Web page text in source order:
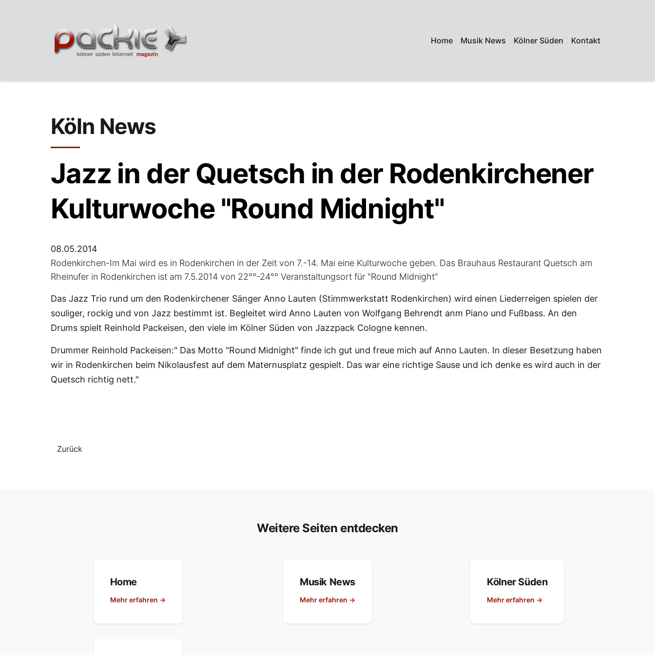
Home Musik News Kölner Süden Kontakt
Köln News
Jazz in der Quetsch in der Rodenkirchener
Kulturwoche "Round Midnight"
08.05.2014
Rodenkirchen-Im Mai wird es in Rodenkirchen in der Zeit von 7.-14. Mai eine Kulturwoche geben. Das Brauhaus Restaurant Quetsch am
Rheinufer in Rodenkirchen ist am 7.5.2014 von 22°°-24°° Veranstaltungsort für "Round Midnight"
Das Jazz Trio rund um den Rodenkirchener Sänger Anno Lauten (Stimmwerkstatt Rodenkirchen) wird einen Liederreigen spielen der
souliger, rockig und von Jazz bestimmt ist. Begleitet wird Anno Lauten von Wolfgang Behrendt anm Piano und Fußbass. An den
Drums spielt Reinhold Packeisen, den viele im Kölner Süden von Jazzpack Cologne kennen.
Drummer Reinhold Packeisen:" Das Motto "Round Midnight" finde ich gut und freue mich auf Anno Lauten. In dieser Besetzung haben
wir in Rodenkirchen beim Nikolausfest auf dem Maternusplatz gespielt. Das war eine richtige Sause und ich denke es wird auch in der
Quetsch richtig nett."
Zurück
Weitere Seiten entdecken
Home
Mehr erfahren →
Musik News
Mehr erfahren →
Kölner Süden
Mehr erfahren →